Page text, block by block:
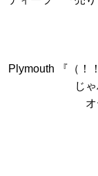
Plymouth 『（！
じゃハイブ
オーラかエ